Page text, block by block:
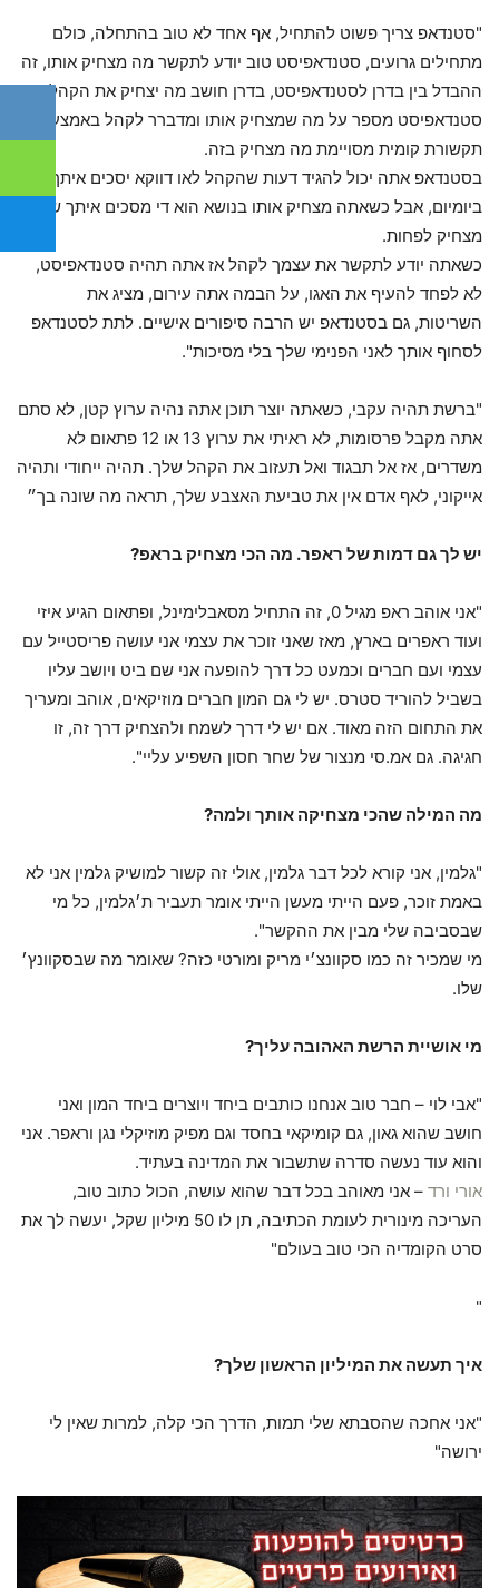
"סטנדאפ צריך פשוט להתחיל, אף אחד לא טוב בהתחלה, כולם
מתחילים גרועים, סטנדאפיסט טוב יודע לתקשר מה מצחיק אותו, זה
ההבדל בין בדרן לסטנדאפיסט, בדרן חושב מה יצחיק את הקהל.
סטנדאפיסט מספר על מה שמצחיק אותו ומדברר לקהל באמצעות
תקשורת קומית מסויימת מה מצחיק בזה.
בסטנדאפ אתה יכול להגיד דעות שהקהל לאו דווקא יסכים איתך
ביומיום, אבל כשאתה מצחיק אותו בנושא הוא די מסכים איתך שזה
מצחיק לפחות.
כשאתה יודע לתקשר את עצמך לקהל אז אתה תהיה סטנדאפיסט,
לא לפחד להעיף את האגו, על הבמה אתה עירום, מציג את
השריטות, גם בסטנדאפ יש הרבה סיפורים אישיים. לתת לסטנדאפ
לסחוף אותך לאני הפנימי שלך בלי מסיכות".
"ברשת תהיה עקבי, כשאתה יוצר תוכן אתה נהיה ערוץ קטן, לא סתם
אתה מקבל פרסומות, לא ראיתי את ערוץ 13 או 12 פתאום לא
משדרים, אז אל תבגוד ואל תעזוב את הקהל שלך. תהיה ייחודי ותהיה
אייקוני, לאף אדם אין את טביעת האצבע שלך, תראה מה שונה בך״
יש לך גם דמות של ראפר. מה הכי מצחיק בראפ?
"אני אוהב ראפ מגיל 0, זה התחיל מסאבלימינל, ופתאום הגיע איזי
ועוד ראפרים בארץ, מאז שאני זוכר את עצמי אני עושה פריסטייל עם
עצמי ועם חברים וכמעט כל דרך להופעה אני שם ביט ויושב עליו
בשביל להוריד סטרס. יש לי גם המון חברים מוזיקאים, אוהב ומעריך
את התחום הזה מאוד. אם יש לי דרך לשמח ולהצחיק דרך זה, זו
חגיגה. גם אמ.סי מנצור של שחר חסון השפיע עליי".
מה המילה שהכי מצחיקה אותך ולמה?
"גלמין, אני קורא לכל דבר גלמין, אולי זה קשור למושיק גלמין אני לא
באמת זוכר, פעם הייתי מעשן הייתי אומר תעביר ת׳גלמין, כל מי
שבסביבה שלי מבין את ההקשר".
מי שמכיר זה כמו סקוונצ׳י מריק ומורטי כזה? שאומר מה שבסקוונץ׳
שלו.
מי אושיית הרשת האהובה עליך?
"אבי לוי – חבר טוב אנחנו כותבים ביחד ויוצרים ביחד המון ואני
חושב שהוא גאון, גם קומיקאי בחסד וגם מפיק מוזיקלי נגן וראפר. אני
והוא עוד נעשה סדרה שתשבור את המדינה בעתיד.
אורי ורד – אני מאוהב בכל דבר שהוא עושה, הכול כתוב טוב,
העריכה מינורית לעומת הכתיבה, תן לו 50 מיליון שקל, יעשה לך את
סרט הקומדיה הכי טוב בעולם"
"
איך תעשה את המיליון הראשון שלך?
"אני אחכה שהסבתא שלי תמות, הדרך הכי קלה, למרות שאין לי
ירושה"